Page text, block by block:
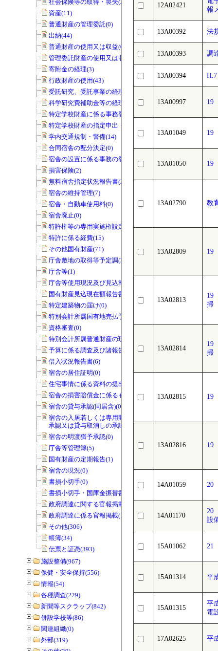
社会保険等の取得・喪失(25)
資産(11)
普通財産の管理委託(0)
出納(44)
普通財産の使用又は収益(0)
管理委託財産の使用又は収益(0)
寄附金の経理(3)
行政財産の使用(43)
受託研究、受託事業の経理(12)
科学研究費補助金等の経理(5)
特定学校財産に係る事務委任の承認(0)
特定学校財産の指定申出・協議(0)
学内交通規制・警備(14)
合同宿舎の配分決定(0)
宿舎の設置に係る事務の委任(0)
損害保険(2)
無料宿舎指定状況報告書(2)
宿舎の維持管理(7)
宿舎・自動車使用料(0)
宿舎廃止(0)
特許権等の専用実施権設定(22)
特許に係る経費(15)
その他国有財産(71)
庁舎敷地の取得等予定調(22)
庁舎等(1)
庁舎等使用現況及び見込報告書(0)
国有財産見込現在額報告書(1)
特定建築物の届け(0)
特別会計所属国有地売払予定調(0)
資格審査(0)
特別会計所属普通財産の現況調査(0)
予算に係る調査及び諸報告(286)
借入状況報告書(6)
宿舎の居住証明(0)
住宅事情に係る資料の提出(3)
宿舎の損害賠償金に係るもの(0)
宿舎の貸与承認(同居含)(0)
宿舎の入居若しくは専用開始の延期の
承認又は貸与取消しの承認(0)
宿舎の明渡猶予承認(0)
庁舎等管理簿(5)
国有財産の定期報告(1)
宿舎の現況(0)
書損小切手(0)
書損小切手・国庫金振替書(0)
政府調達に関する官報掲載(0)
政府調達に係る官報掲載(1)
その他(306)
帳簿(34)
伝票と証憑(393)
施設整備(967)
保健・安全保持(556)
情報(54)
各種調査(229)
新聞等スクラップ(842)
併設学校等(86)
関連組織(0)
外部(319)
12A02421
報
13A00392 法
13A00393 調
13A00394
13A00997 19
13A01049 19
13A01050 19
13A02790 教
13A02809 19
13A02813
19
掃
13A02814
19
掃
13A02815 19
13A02816 19
14A01059 20
14A01170
20
設
15A01062 21
15A01314 平
15A01315
平
電
17A02625 平